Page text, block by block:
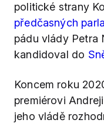
politické strany
předčasných
pádu vlády Petra
kandidoval do
Koncem roku
premiérovi
jeho vládě